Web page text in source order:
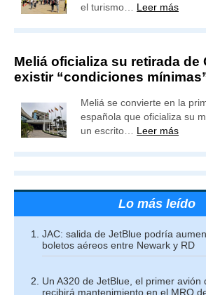
el turismo… Leer más
Meliá oficializa su retirada de
existir “condiciones
Meliá se convierte en la
española que oficializa su
un escrito… Leer más
Lo más leído
JAC: salida de JetBlue podría
boletos aéreos entre Newark y RD
Un A320 de JetBlue, el primer avión
recibirá mantenimiento en el MRO